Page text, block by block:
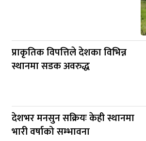
प्राकृतिक विपत्तिले देशका विभिन्न
स्थानमा सडक अवरुद्ध
देशभर मनसुन सक्रियः केही स्थानमा
भारी वर्षाको सम्भावना